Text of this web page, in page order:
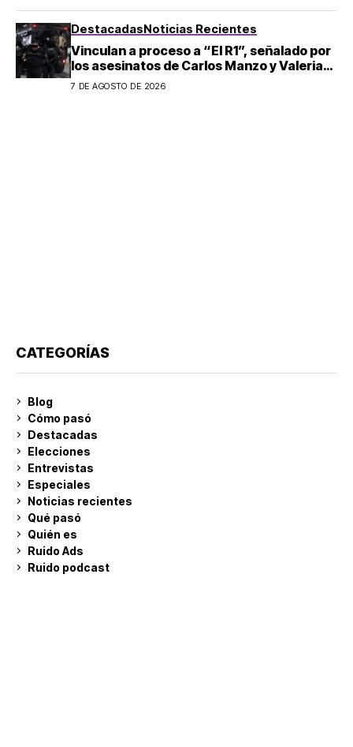
DestacadasNoticias Recientes
Vinculan a proceso a “El R1”, señalado por
los asesinatos de Carlos Manzo y Valeria
Márquez
7 DE AGOSTO DE 2026
CATEGORÍAS
Blog
Cómo pasó
Destacadas
Elecciones
Entrevistas
Especiales
Noticias recientes
Qué pasó
Quién es
Ruido Ads
Ruido podcast